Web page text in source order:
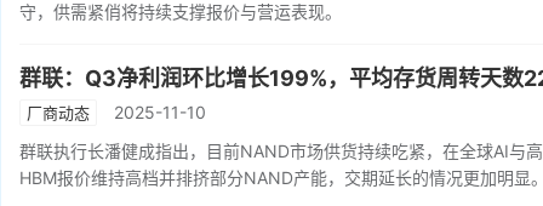
守，供需紧俏将持续支撑报价与营运表现。
群联：Q3净利润环比增长199%，平均存货周转天数
厂商动态
2025-11-10
群联执行长潘健成指出，目前NAND市场供货持续吃紧，在全球AI与
HBM报价维持高档并排挤部分NAND产能，交期延长的情况更加明显